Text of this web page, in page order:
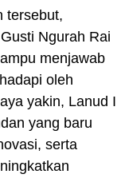
tersebut,
Ngurah Rai
menjawab
oleh
yakin, Lanud I
yang baru
serta